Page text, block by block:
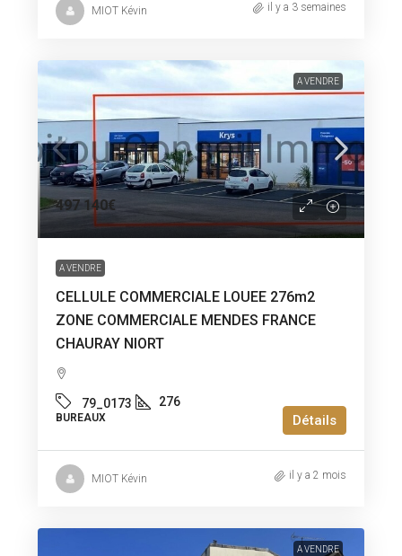
MIOT Kévin il y a 3 semaines
A VENDRE
497 140€
A VENDRE
CELLULE COMMERCIALE LOUEE 276m2
ZONE COMMERCIALE MENDES FRANCE
CHAURAY NIORT
79_0173 276
BUREAUX Détails
MIOT Kévin il y a 2 mois
A VENDRE